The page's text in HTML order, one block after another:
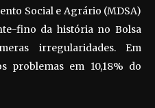
Social e Agrário (MDSA)
fino da história no Bolsa
irregularidades. Em
problemas em 10,18% do